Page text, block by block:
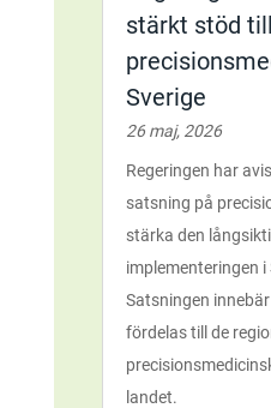
stärkt stöd till
Sverige
26 maj, 2026
Regeringen har
satsning på
stärka den
implementeringen i
Satsningen
fördelas till de
landet.